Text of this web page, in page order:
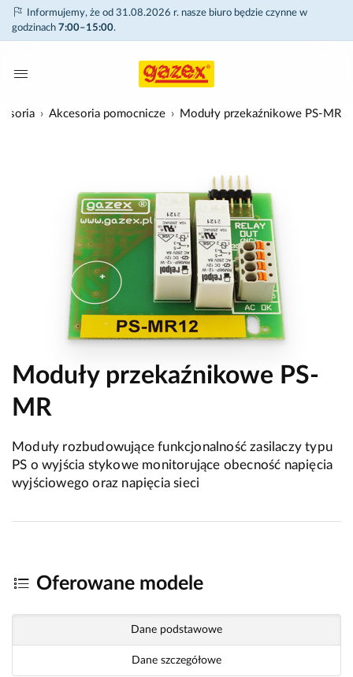
Informujemy, że od 31.08.2026 r. nasze biuro będzie czynne w
godzinach 7:00–15:00.
Akcesoria pomocnicze Moduły przekaźnikowe PS-MR
Moduły przekaźnikowe PS-
MR
Moduły rozbudowujące funkcjonalność zasilaczy typu
PS o wyjścia stykowe monitorujące obecność napięcia
wyjściowego oraz napięcia sieci
Oferowane modele
Dane podstawowe
Dane szczegółowe